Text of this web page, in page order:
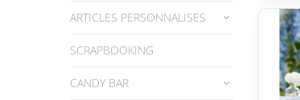
ARTICLES PERSONNALISES
SCRAPBOOKING
CANDY BAR